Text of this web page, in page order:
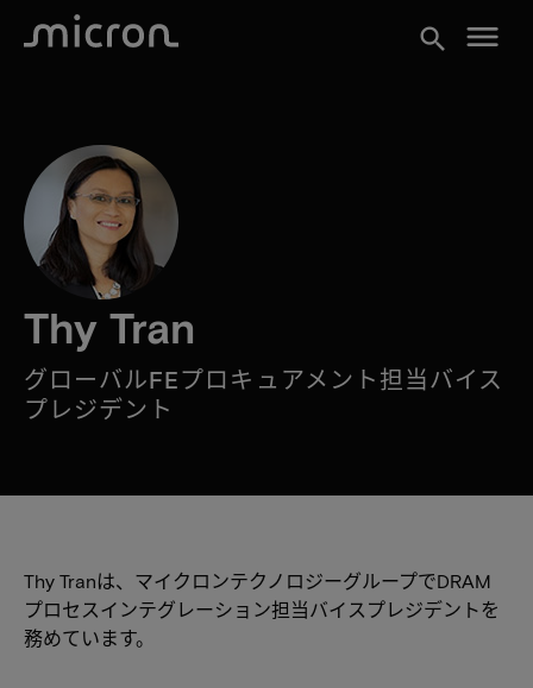
search menu
Thy Tran
グローバルFEプロキュアメント担当バイス
プレジデント
Thy Tranは、マイクロンテクノロジーグループでDRAM
プロセスインテグレーション担当バイスプレジデントを
務めています。